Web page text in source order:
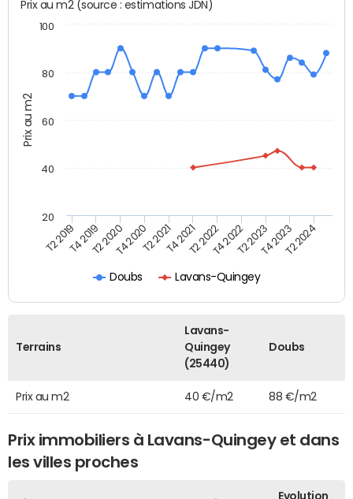
Prix au m2
Prix au m2 (source : estimations JDN)
Doubs Lavans-Quingey
T2 2019T4 2019T2 2020T4 2020T2 2021T4 2021T2 2022T4 2022T2 2023T4 2023T2 2024
40
60
80
100
20
Terrains
Lavans-
Quingey
(25440)
Doubs
Prix au m2 40 €/m2 88 €/m2
Prix immobiliers à Lavans-Quingey et dans
les villes proches
Evolution